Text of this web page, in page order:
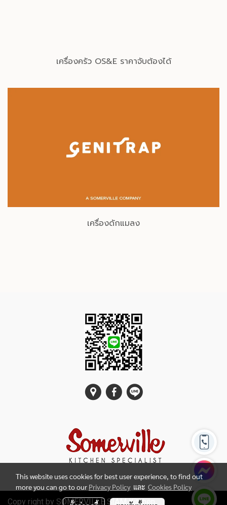
เครื่องครัว OS&E ราคาจับต้องได้
เครื่องดักแมลง
Copy right by SOMERVILLE SIAM Kitchen
This website uses cookies for best user experience, to find out
more you can go to our Privacy Policy และ Cookies Policy